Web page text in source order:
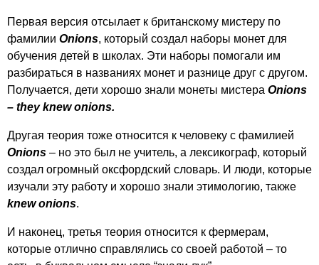
Первая версия отсылает к британскому мистеру по
фамилии Onions, который создал наборы монет для
обучения детей в школах. Эти наборы помогали им
разбираться в названиях монет и разнице друг с другом.
Получается, дети хорошо знали монеты мистера Onions
– they knew onions.
Другая теория тоже относится к человеку с фамилией
Onions – но это был не учитель, а лексикограф, который
создал огромный оксфордский словарь. И люди, которые
изучали эту работу и хорошо знали этимологию, также
knew onions.
И наконец, третья теория относится к фермерам,
которые отлично справлялись со своей работой – то